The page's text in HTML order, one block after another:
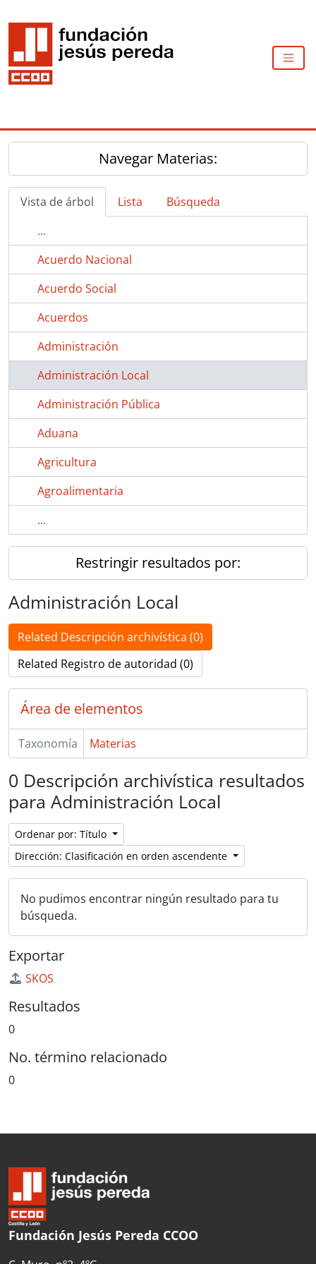
Navegar Materias:
Vista de árbol Lista
Búsqueda
...
Acuerdo Nacional
Acuerdo Social
Acuerdos
Administración
Administración Local
Administración Pública
Aduana
Agricultura
Agroalimentaria
...
Restringir resultados por:
Administración Local
Related Descripción archivística (0)
Related Registro de autoridad (0)
Área de elementos
Taxonomía Materias
0 Descripción archivística resultados
para Administración Local
Ordenar por: Título
Dirección: Clasificación en orden ascendente
No pudimos encontrar ningún resultado para tu
búsqueda.
Exportar
SKOS
Resultados
0
No. término relacionado
0
Fundación Jesús Pereda CCOO